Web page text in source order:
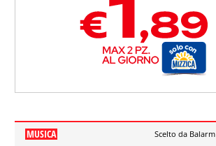
MUSICA Scelto da Balarm